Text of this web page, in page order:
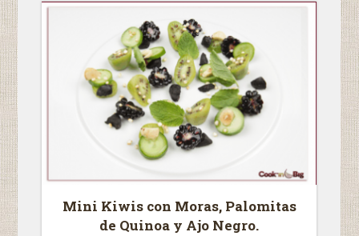
Mini Kiwis con Moras, Palomitas
de Quinoa y Ajo Negro.